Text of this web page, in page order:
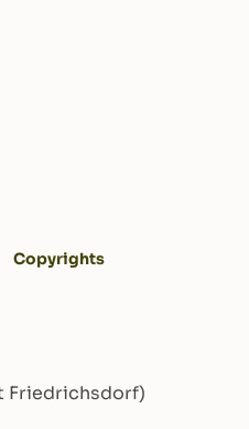
Copyrights
Friedrichsdorf)